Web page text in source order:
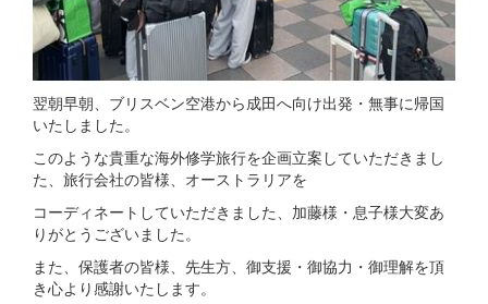
翌朝早朝、ブリスベン空港から成田へ向け出発・無事に帰国
いたしました。
このような貴重な海外修学旅行を企画立案していただきまし
た、旅行会社の皆様、オーストラリアを
コーディネートしていただきました、加藤様・息子様大変あ
りがとうございました。
また、保護者の皆様、先生方、御支援・御協力・御理解を頂
き心より感謝いたします。